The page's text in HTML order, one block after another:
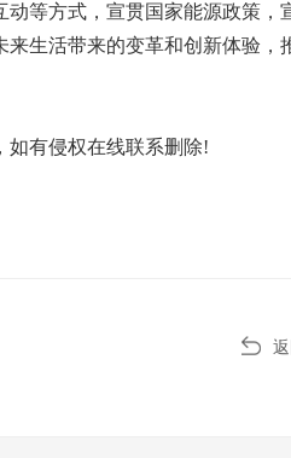
等方式，宣贯国家能源政策，
生活带来的变革和创新体验，
有侵权在线联系删除!